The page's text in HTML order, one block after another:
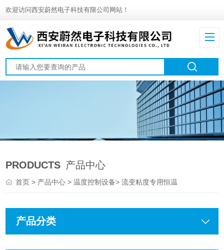
欢迎访问西安蔚然电子科技有限公司网站！
PRODUCTS 产品中心
首页> 产品中心>温度控制设备>流变粘度专用恒温
产品分类